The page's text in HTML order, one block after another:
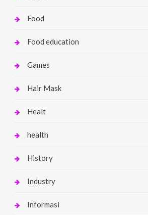
Food
Food education
Games
Hair Mask
Healt
health
History
Industry
Informasi